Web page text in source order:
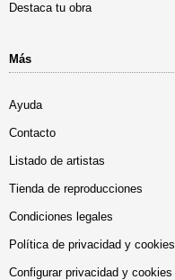
Destaca tu obra
Más
Ayuda
Contacto
Listado de artistas
Tienda de reproducciones
Condiciones legales
Política de privacidad y cookies
Configurar privacidad y cookies